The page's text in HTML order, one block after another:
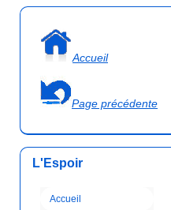
Accueil
Page précédente
L'Espoir
Accueil